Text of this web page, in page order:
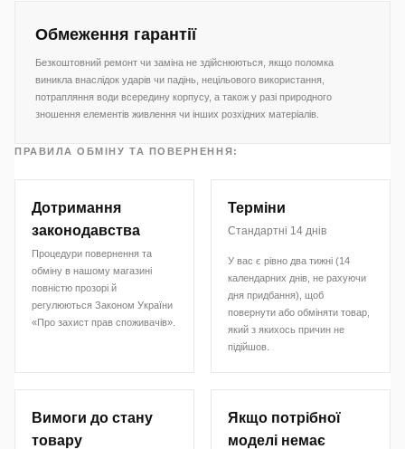
Обмеження гарантії
Безкоштовний ремонт чи заміна не здійснюються, якщо поломка
виникла внаслідок ударів чи падінь, нецільового використання,
потрапляння води всередину корпусу, а також у разі природного
зношення елементів живлення чи інших розхідних матеріалів.
ПРАВИЛА ОБМІНУ ТА ПОВЕРНЕННЯ:
Дотримання
законодавства
Процедури повернення та
обміну в нашому магазині
повністю прозорі й
регулюються Законом України
«Про захист прав споживачів».
Терміни
Стандартні 14 днів
У вас є рівно два тижні (14
календарних днів, не рахуючи
дня придбання), щоб
повернути або обміняти товар,
який з якихось причин не
підійшов.
Вимоги до стану
товару
Якщо потрібної
моделі немає